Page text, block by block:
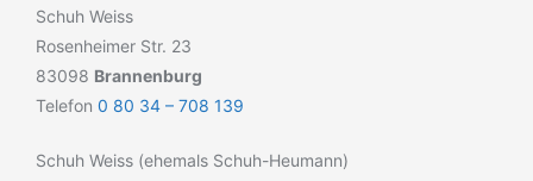
Schuh Weiss
Rosenheimer Str. 23
83098 Brannenburg
Telefon 0 80 34 – 708 139
Schuh Weiss (ehemals Schuh-Heumann)